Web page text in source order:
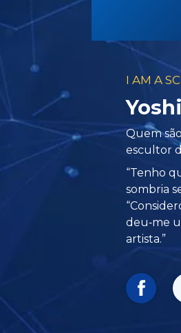
I AM A
Quem
escultor
“Tenho
sombria
deu‑me
artista.”